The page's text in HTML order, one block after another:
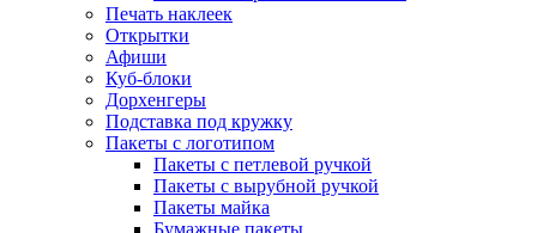
Печать наклеек
Открытки
Афиши
Куб-блоки
Дорхенгеры
Подставка под кружку
Пакеты с логотипом
Пакеты с петлевой ручкой
Пакеты с вырубной ручкой
Пакеты майка
Бумажные пакеты